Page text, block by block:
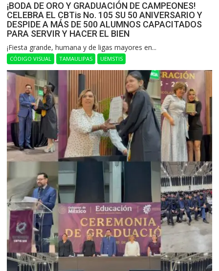
¡BODA DE ORO Y GRADUACIÓN DE CAMPEONES!
CELEBRA EL CBTis No. 105 SU 50 ANIVERSARIO Y
DESPIDE A MÁS DE 500 ALUMNOS CAPACITADOS
PARA SERVIR Y HACER EL BIEN
​¡Fiesta grande, humana y de ligas mayores en...
CÓDIGO VISUAL TAMAULIPAS UEMSTIS